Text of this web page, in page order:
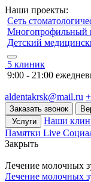
Наши проекты:
Сеть
Многопрофильный
Детский
5 клиник
9:00 - 21:00
aldentakrsk@mail.ru
Заказать звонок
Услуги
Наши
Памятки Live
Закрыть
Лечение молочных
Лечение молочных